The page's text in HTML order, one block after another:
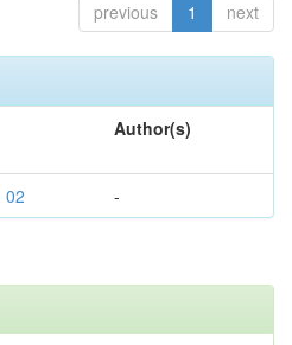
previous 1 next
Author(s)
02 -